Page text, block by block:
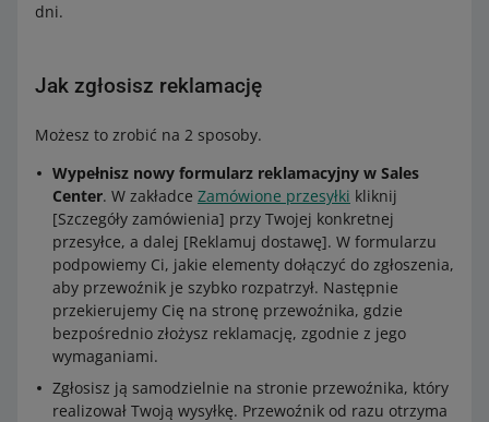
dni.
Jak zgłosisz reklamację
Możesz to zrobić na 2 sposoby.
Wypełnisz nowy formularz reklamacyjny w Sales
Center. W zakładce Zamówione przesyłki kliknij
[Szczegóły zamówienia] przy Twojej konkretnej
przesyłce, a dalej [Reklamuj dostawę]. W formularzu
podpowiemy Ci, jakie elementy dołączyć do zgłoszenia,
aby przewoźnik je szybko rozpatrzył. Następnie
przekierujemy Cię na stronę przewoźnika, gdzie
bezpośrednio złożysz reklamację, zgodnie z jego
wymaganiami.
Zgłosisz ją samodzielnie na stronie przewoźnika, który
realizował Twoją wysyłkę. Przewoźnik od razu otrzyma